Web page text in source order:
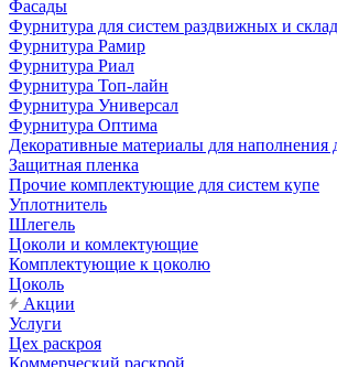
Фасады
Фурнитура для систем раздвижных и
Фурнитура Рамир
Фурнитура Риал
Фурнитура Топ-лайн
Фурнитура Универсал
Фурнитура Оптима
Декоративные материалы для наполнения
Защитная пленка
Прочие комплектующие для систем купе
Уплотнитель
Шлегель
Цоколи и комлектующие
Комплектующие к цоколю
Цоколь
Акции
Услуги
Цех раскроя
Коммерческий раскрой